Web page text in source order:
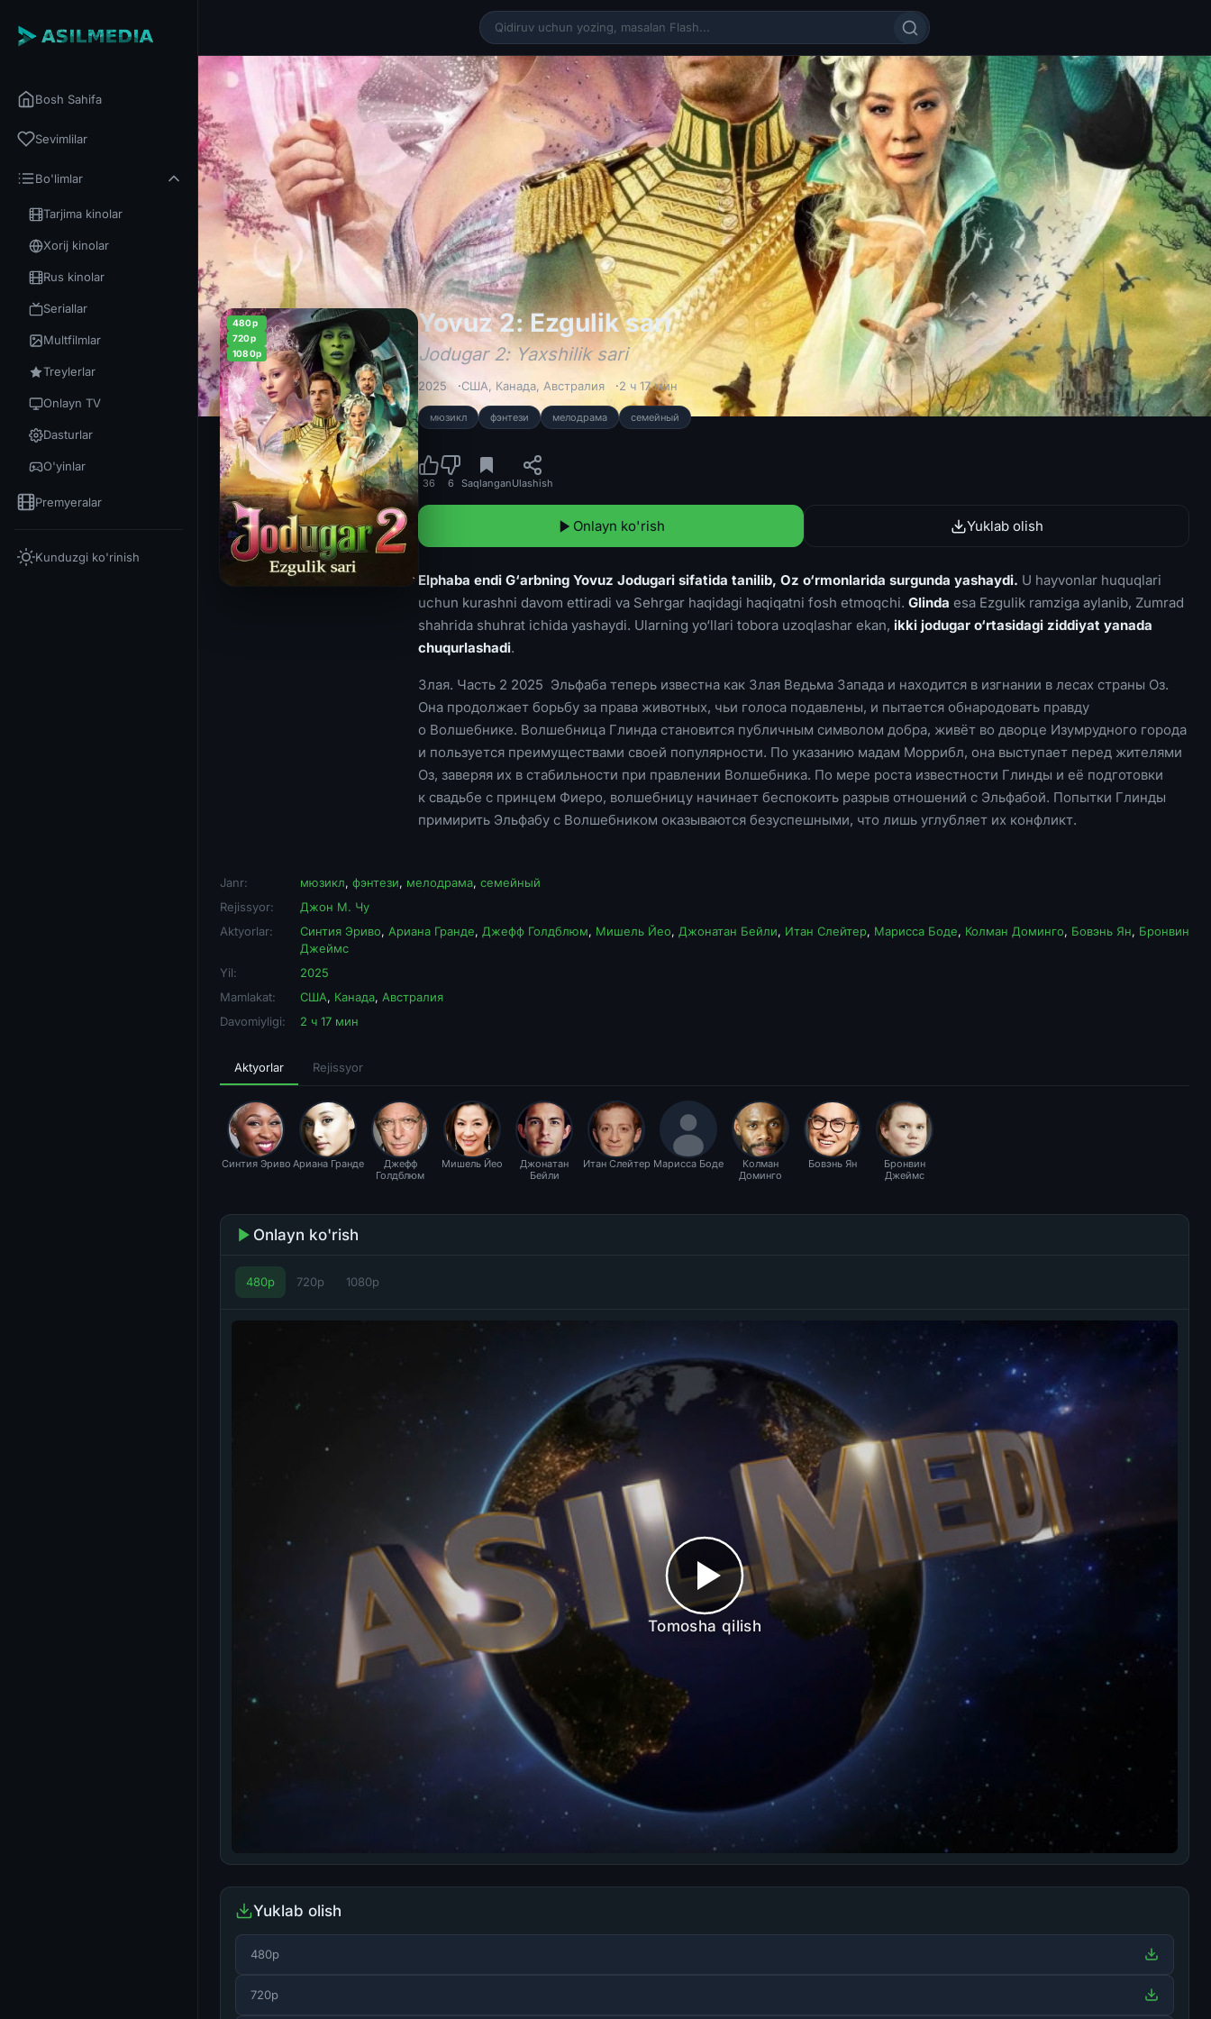
Bosh Sahifa
Sevimlilar
Bo'limlar
Tarjima kinolar
Xorij kinolar
Rus kinolar
Seriallar
Multfilmlar
Treylerlar
Onlayn TV
Dasturlar
O'yinlar
Premyeralar
Kunduzgi ko'rinish
480p
720p
1080p
Yovuz 2: Ezgulik sariYovuz 2: Ezgulik sari / Jodugar 2:
Jodugar 2: Yaxshilik sari
2025 США, Канада, Австралия 2 ч 17 мин
мюзикл фэнтези мелодрама семейный
36 6 SaqlanganUlashish
Onlayn ko'rish Yuklab olish
Elphaba endi G‘arbning Yovuz Jodugari sifatida tanilib, Oz o‘rmonlarida surgunda yashaydi. U hayvonlar huquqlari
uchun kurashni davom ettiradi va Sehrgar haqidagi haqiqatni fosh etmoqchi. Glinda esa Ezgulik ramziga aylanib, Zumrad
shahrida shuhrat ichida yashaydi. Ularning yo‘llari tobora uzoqlashar ekan, ikki jodugar o‘rtasidagi ziddiyat yanada
chuqurlashadi.
Злая. Часть 2 2025 Эльфаба теперь известна как Злая Ведьма Запада и находится в изгнании в лесах страны Оз.
Она продолжает борьбу за права животных, чьи голоса подавлены, и пытается обнародовать правду
о Волшебнике. Волшебница Глинда становится публичным символом добра, живёт во дворце Изумрудного города
и пользуется преимуществами своей популярности. По указанию мадам Моррибл, она выступает перед жителями
Оз, заверяя их в стабильности при правлении Волшебника. По мере роста известности Глинды и её подготовки
к свадьбе с принцем Фиеро, волшебницу начинает беспокоить разрыв отношений с Эльфабой. Попытки Глинды
примирить Эльфабу с Волшебником оказываются безуспешными, что лишь углубляет их конфликт.
Janr: мюзикл, фэнтези, мелодрама, семейный
Rejissyor:
Джон М. Чу
Aktyorlar:
Синтия Эриво, Ариана Гранде, Джефф Голдблюм, Мишель Йео, Джонатан Бейли, Итан Слейтер, Марисса Боде, Колман Доминго, Бовэнь Ян, Бронвин
Джеймс
Yil:
2025
Mamlakat:
США, Канада, Австралия
Davomiyligi:
2 ч 17 мин
Aktyorlar Rejissyor
Синтия Эриво Ариана Гранде
Джефф
Голдблюм
Мишель Йео
Джонатан
Бейли
Итан Слейтер Марисса Боде
Колман
Доминго
Бовэнь Ян
Бронвин
Джеймс
Onlayn ko'rish
480p 720p 1080p
Tomosha qilish
Yuklab olish
480p
720p